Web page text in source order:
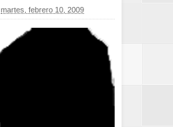
martes, febrero 10, 2009